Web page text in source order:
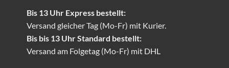
Bis 13 Uhr Express bestellt:
Versand gleicher Tag (Mo-Fr) mit Kurier.
Bis bis 13 Uhr Standard bestellt:
Versand am Folgetag (Mo-Fr) mit DHL